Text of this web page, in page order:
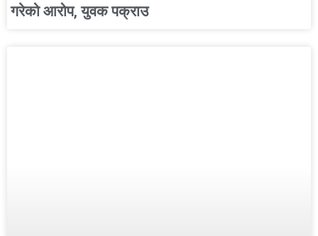
गरेको आरोप, युवक पक्राउ